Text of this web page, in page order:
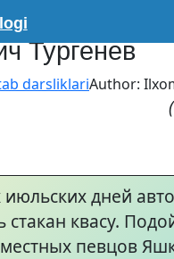
Тургенев
darsliklariAuthor:
дней
квасу.
певцов